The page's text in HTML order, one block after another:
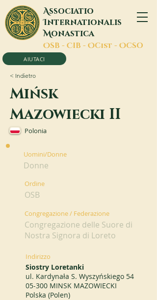
Associatio
Internationalis
Monastica
OSB - CIB - OCist - OCSO
AIUTACI
< Indietro
Mińsk
Mazowiecki II
Polonia
Uomini/Donne
Donne
Ordine
OSB
Congregazione / Federazione
Congregazione delle Suore di
Nostra Signora di Loreto
Indirizzo
Siostry Loretanki
ul. Kardynała S. Wyszyńskiego 54
05-300 MINSK MAZOWIECKI
Polska (Polen)